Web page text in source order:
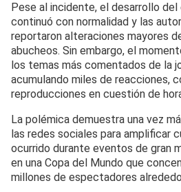
Pese al incidente, el desarrollo del
continuó con normalidad y las
reportaron alteraciones mayores
abucheos. Sin embargo, el
los temas más comentados de la
acumulando miles de reacciones,
reproducciones en cuestión de
La polémica demuestra una vez
las redes sociales para amplificar
ocurrido durante eventos de gran
en una Copa del Mundo que
millones de espectadores